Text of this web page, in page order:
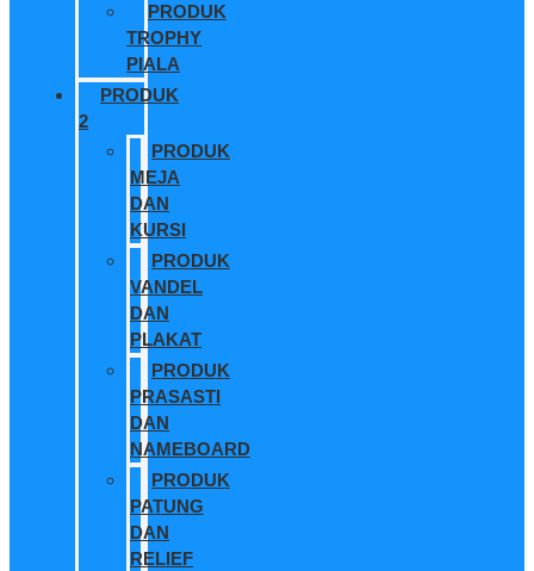
PRODUK
TROPHY
PIALA
PRODUK
2
PRODUK
MEJA
DAN
KURSI
PRODUK
VANDEL
DAN
PLAKAT
PRODUK
PRASASTI
DAN
NAMEBOARD
PRODUK
PATUNG
DAN
RELIEF